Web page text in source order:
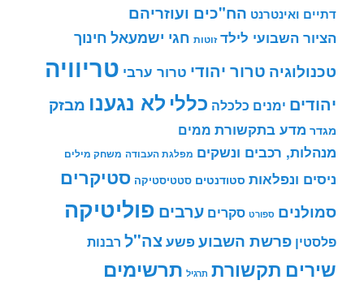
דתיים ואינטרנט הח"כים ועוזריהם
הציור השבועי לילד זוטות חגי ישמעאל חינוך
טכנולוגיה טרור יהודי טרור ערבי טריוויה
יהודים ימנים כלכלה כללי לא נגענו מבזק
מגדר מדע בתקשורת ממים
מנהלות, רכבים ונשקים מפלגת העבודה משחק מילים
ניסים ונפלאות סטודנטים סטטיסטיקה סטיקרים
סמולנים ספורט סקרים ערבים פוליטיקה
פלסטין פרשת השבועפשעצה"ל רבנות
שירים תקשורת תרגיל תרשימים